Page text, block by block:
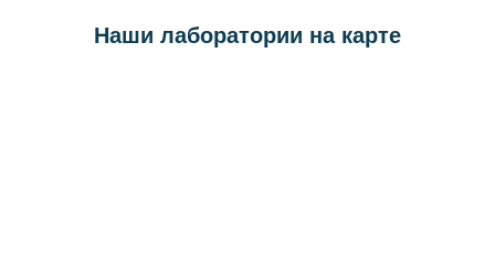
Наши лаборатории на карте